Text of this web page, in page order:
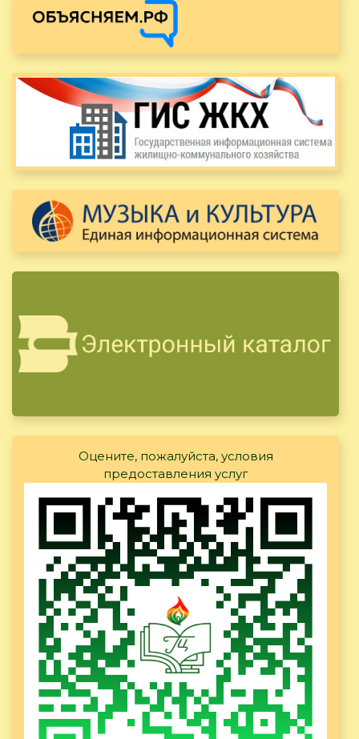
Оцените, пожалуйста, условия
предоставления услуг